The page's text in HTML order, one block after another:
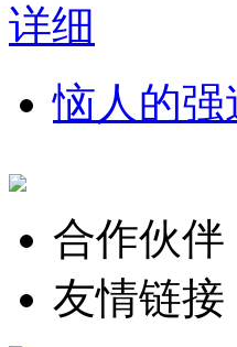
详细
恼人的
合作伙伴
友情链接